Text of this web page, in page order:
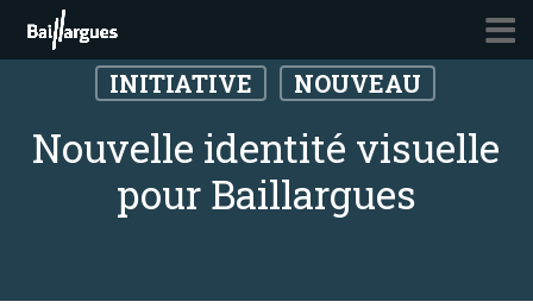
main
INITIATIVE NOUVEAU
Nouvelle identité visuelle
pour Baillargues